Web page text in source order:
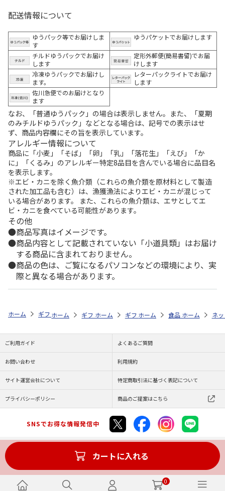
0
配送情報について
ゆうパック等でお届けしま
す
ゆうパケットでお届けします
チルドゆうパックでお届け
します
定形外郵便(簡易書留)でお届
けします
冷凍ゆうパックでお届けし
ます。
レターパックライトでお届け
します
佐川急便でのお届けとなり
ます
なお、「普通ゆうパック」の場合は表示しません。また、「夏期
のみチルドゆうパック」などとなる場合は、記号での表示はせ
ず、商品内容欄にその旨を表示しています。
アレルギー情報について
商品に「小麦」「そば」「卵」「乳」「落花生」「えび」「か
に」「くるみ」のアレルギー特定8品目を含んでいる場合に品目名
を表示します。
※エビ・カニを除く魚介類（これらの魚介類を原材料として製造
された加工品も含む）は、漁獲漁法によりエビ・カニが混じって
いる場合があります。 また、これらの魚介類は、エサとしてエ
ビ・カニを食べている可能性があります。
その他
商品写真はイメージです。
商品内容として記載されていない「小道具類」はお届け
する商品に含まれておりません。
商品の色は、ご覧になるパソコンなどの環境により、実
際と異なる場合があります。
カートに入れる
ホーム ギフトストア お中元・夏ギフト特集 2026 おすすめ ご当地
ホーム ギフトストア お中元・夏ギフト特集 2026
ホーム ギフトストア お中元・夏ギフト
ホーム 食品・グルメストア
ホーム ネ
ご利用ガイド よくあるご質問
お問い合わせ 利用規約
サイト運営会社について 特定商取引法に基づく表記について
プライバシーポリシー 商品のご提案はこちら
SNSでお得な情報発信中